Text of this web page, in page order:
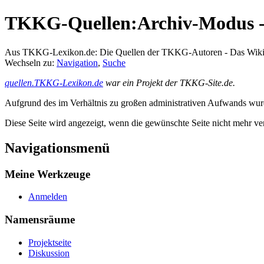
TKKG-Quellen:Archiv-Modus
Aus TKKG-Lexikon.de: Die Quellen der TKKG-Autoren - Das Wiki
Wechseln zu: Navigation, Suche
quellen.TKKG-Lexikon.de war ein Projekt der TKKG-Site.de.
Aufgrund des im Verhältnis zu großen administrativen Aufwands
Diese Seite wird angezeigt, wenn die gewünschte Seite nicht mehr
Navigationsmenü
Meine Werkzeuge
Anmelden
Namensräume
Projektseite
Diskussion